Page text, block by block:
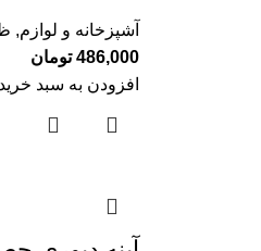
آشپزخانه و لوازم,
486,000 تومان
افزودن به سبد خرید